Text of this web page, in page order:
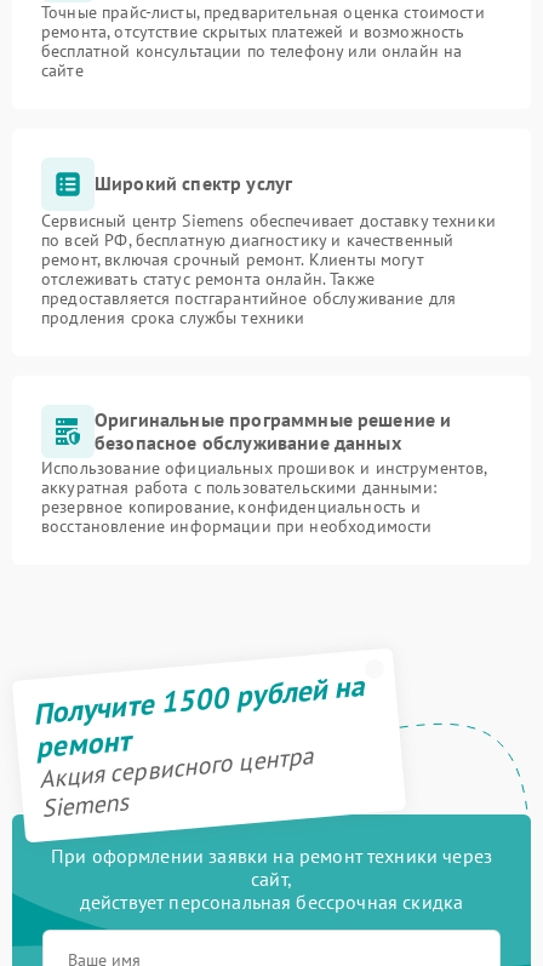
Точные прайс-листы, предварительная оценка стоимости
ремонта, отсутствие скрытых платежей и возможность
бесплатной консультации по телефону или онлайн на
сайте
Широкий спектр услуг
Сервисный центр Siemens обеспечивает доставку техники
по всей РФ, бесплатную диагностику и качественный
ремонт, включая срочный ремонт. Клиенты могут
отслеживать статус ремонта онлайн. Также
предоставляется постгарантийное обслуживание для
продления срока службы техники
Оригинальные программные решение и
безопасное обслуживание данных
Использование официальных прошивок и инструментов,
аккуратная работа с пользовательскими данными:
резервное копирование, конфиденциальность и
восстановление информации при необходимости
Получите 1500 рублей на
ремонт
Акция сервисного центра
Siemens
При оформлении заявки на ремонт техники через
сайт,
действует персональная бессрочная скидка